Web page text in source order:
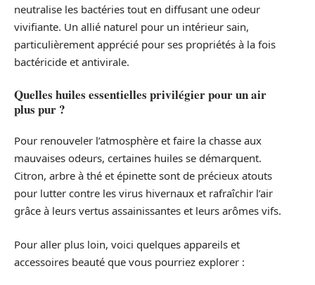
neutralise les bactéries tout en diffusant une odeur
vivifiante. Un allié naturel pour un intérieur sain,
particulièrement apprécié pour ses propriétés à la fois
bactéricide et antivirale.
Quelles huiles essentielles privilégier pour un air
plus pur ?
Pour renouveler l’atmosphère et faire la chasse aux
mauvaises odeurs, certaines huiles se démarquent.
Citron, arbre à thé et épinette sont de précieux atouts
pour lutter contre les virus hivernaux et rafraîchir l’air
grâce à leurs vertus assainissantes et leurs arômes vifs.
Pour aller plus loin, voici quelques appareils et
accessoires beauté que vous pourriez explorer :